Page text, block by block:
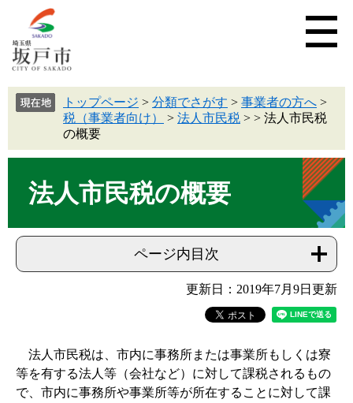
トップページ > 分類でさがす > 事業者の方へ >
税（事業者向け）
> 法人市民税 > > 法人市民税
の概要
法人市民税の概要
ページ内目次
更新日：2019年7月9日更新
法人市民税は、市内に事務所または事業所もしくは寮
等を有する法人等（会社など）に対して課税されるもの
で、市内に事務所や事業所等が所在することに対して課